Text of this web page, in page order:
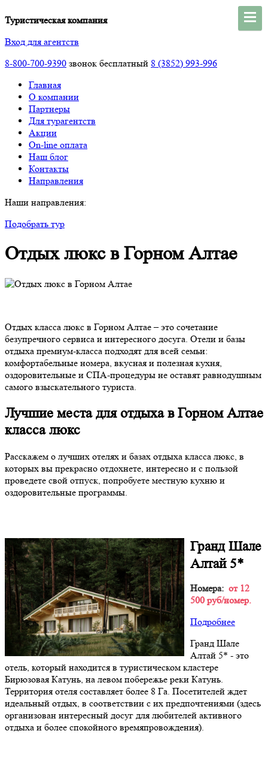
Туристическая компания
Вход для агентств
8-800-700-9390 звонок бесплатный 8 (3852) 993-996
Главная
О компании
Партнеры
Для турагентств
Акции
On-line оплата
Наш блог
Контакты
Направления
Наши направления:
Подобрать тур
Отдых люкс в Горном Алтае
Отдых класса люкс в Горном Алтае – это сочетание
безупречного сервиса и интересного досуга. Отели и базы
отдыха премиум-класса подходят для всей семьи:
комфортабельные номера, вкусная и полезная кухня,
оздоровительные и СПА-процедуры не оставят равнодушным
самого взыскательного туриста.
Лучшие места для отдыха в Горном Алтае
класса люкс
Расскажем о лучших отелях и базах отдыха класса люкс, в
которых вы прекрасно отдохнете, интересно и с пользой
проведете свой отпуск, попробуете местную кухню и
оздоровительные программы.
Гранд Шале
Алтай 5*
Номера: от 12
500 руб/номер.
Подробнее
Гранд Шале
Алтай 5* - это
отель, который находится в туристическом кластере
Бирюзовая Катунь, на левом побережье реки Катунь.
Территория отеля составляет более 8 Га. Посетителей ждет
идеальный отдых, в соответствии с их предпочтениями (здесь
организован интересный досуг для любителей активного
отдыха и более спокойного времяпровождения).